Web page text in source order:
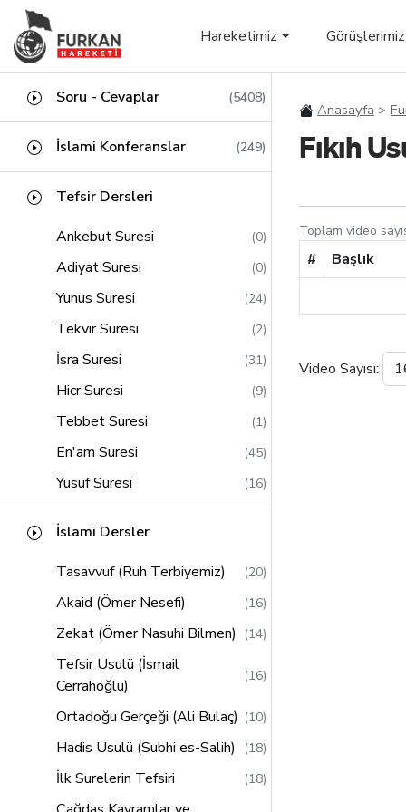
Hareketimiz Görüşlerimiz
Soru - Cevaplar (5408)
İslami Konferanslar (249)
Tefsir Dersleri
Ankebut Suresi
(0)
Adiyat Suresi (0)
Yunus Suresi (24)
Tekvir Suresi (2)
İsra Suresi (31)
Hicr Suresi (9)
Tebbet Suresi (1)
En'am Suresi (45)
Yusuf Suresi (16)
Kasas Suresi
Saffat Suresi (13)
Lokman Suresi (11)
Sebe Suresi (12)
Zumer Suresi (16)
Müddessir Suresi
Al-i İmran Suresi (58)
(2)
(2)
İslami Dersler
Tasavvuf (Ruh Terbiyemiz)
(20)
Akaid (Ömer Nesefi) (16)
Zekat (Ömer Nasuhi Bilmen) (14)
Tefsir Usulü (İsmail
Cerrahoğlu)
(16)
Ortadoğu Gerçeği (Ali Bulaç) (10)
Hadis Usulü (Subhi es-Salih) (18)
İlk Surelerin Tefsiri (18)
Anasayfa
Fıkıh
Toplam video
# Başlık
Video Sayısı: